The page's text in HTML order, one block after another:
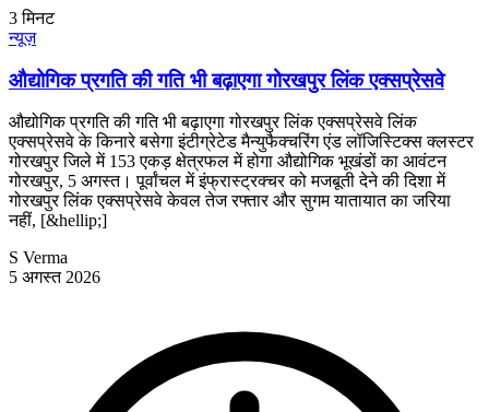
3मिनट
न्यूज़
औद्योगिक प्रगति की गति भी बढ़ाएगा गोरखपुर लिंक एक्सप्रेसवे
औद्योगिक प्रगति की गति भी बढ़ाएगा गोरखपुर लिंक एक्सप्रेसवे लिंक
एक्सप्रेसवे के किनारे बसेगा इंटीग्रेटेड मैन्युफैक्चरिंग एंड लॉजिस्टिक्स क्लस्टर
गोरखपुर जिले में 153 एकड़ क्षेत्रफल में होगा औद्योगिक भूखंडों का आवंटन
गोरखपुर, 5 अगस्त। पूर्वांचल में इंफ्रास्ट्रक्चर को मजबूती देने की दिशा में
गोरखपुर लिंक एक्सप्रेसवे केवल तेज रफ्तार और सुगम यातायात का जरिया
नहीं, [&hellip;]
S Verma
5 अगस्त 2026